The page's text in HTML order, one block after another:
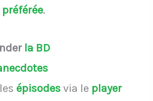
.
la BD
épisodesvia le player